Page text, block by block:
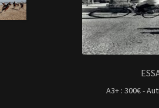
A3+ : 300€ -